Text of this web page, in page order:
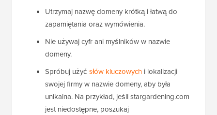
Utrzymaj nazwę domeny krótką i łatwą do
zapamiętania oraz wymówienia.
Nie używaj cyfr ani myślników w nazwie
domeny.
Spróbuj użyć słów kluczowych i lokalizacji
swojej firmy w nazwie domeny, aby była
unikalna. Na przykład, jeśli stargardening.com
jest niedostępne, poszukaj